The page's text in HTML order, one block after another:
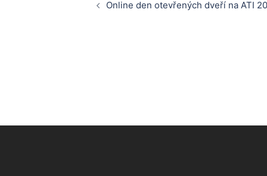
Online den otevřených dveří na ATI